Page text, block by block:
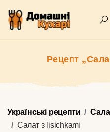
Рецепт
Українські рецепти
Салат з lisichkami